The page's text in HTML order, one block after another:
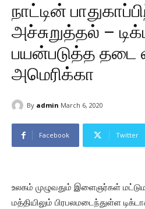
நாட்டின்
அச்சுறுத்தல் –
பயன்படுத்த தடை
அமெரிக்கா
By admin March 6, 2020
Facebook Twitter
உலகம் முழுவதும் இளைஞர்கள்
மத்தியிலும் பிரபலமடைந்துள்ள